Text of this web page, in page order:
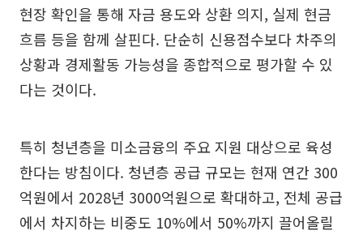
현장 확인을 통해 자금 용도와 상환 의지, 실제 현금
흐름 등을 함께 살핀다. 단순히 신용점수보다 차주의
상황과 경제활동 가능성을 종합적으로 평가할 수 있
다는 것이다.
특히 청년층을 미소금융의 주요 지원 대상으로 육성
한다는 방침이다. 청년층 공급 규모는 현재 연간 300
억원에서 2028년 3000억원으로 확대하고, 전체 공급
에서 차지하는 비중도 10%에서 50%까지 끌어올릴